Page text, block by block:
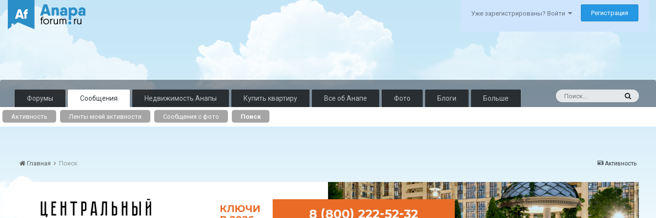
Уже зарегистрированы? Войти Регистрация
Форумы Сообщения
Активность Ленты моей активности Сообщения с фото Поиск
Недвижимость Анапы Купить квартиру Все об Анапе Фото Блоги Больше
Активность
Главная Поиск